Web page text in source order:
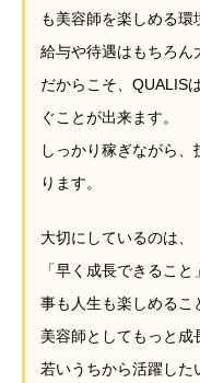
も美容師を楽しめる環
給与や待遇はもちろん
だからこそ、QUALIS
ぐことが出来ます。
しっかり稼ぎながら
ります。
大切にしているのは、
「早く成長できるこ
事も人生も楽しめるこ
美容師としてもっと成
若いうちから活躍した